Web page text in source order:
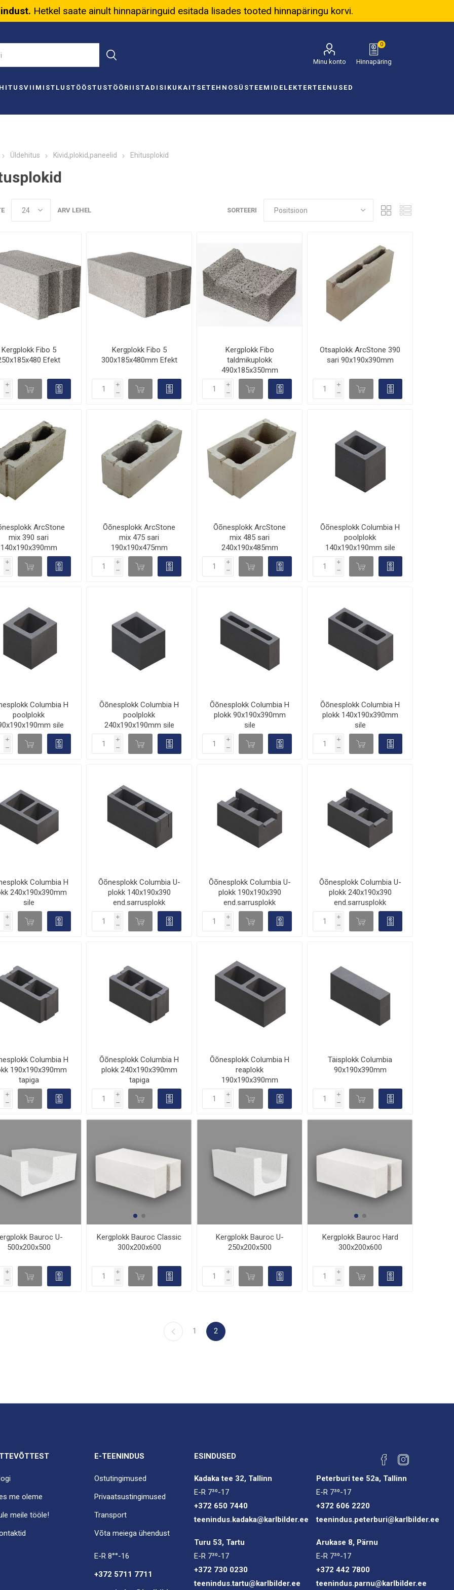
Hetkel saate ainult hinnapäringuid esitada lisades tooted hinnapäringu korvi.
Minu konto Hinnapäring
0
VIIMISTLUSTÖÖSTUSTÖÖRIISTAD ISIKUKAITSETEHNOSÜSTEEMID ELEKTERTEENUSED
Üldehitus Kivid,plokid,paneelid Ehitusplokid
SORTEERI
ARV LEHEL
Kergplokk Fibo 5
Efekt
i
h d 
Kergplokk Fibo 5
300x185x480mm Efekt
i
h d 
Kergplokk Fibo
taldmikuplokk
490x185x350mm
i
h d 
Otsaplokk ArcStone 390
sari 90x190x390mm
i
h d 
ArcStone
mix 390 sari
140x190x390mm
i
h d 
Õõnesplokk ArcStone
mix 475 sari
190x190x475mm
i
h d 
Õõnesplokk ArcStone
mix 485 sari
240x190x485mm
i
h d 
Õõnesplokk Columbia H
poolplokk
140x190x190mm sile
i
h d 
Columbia H
poolplokk
sile
i
h d 
Õõnesplokk Columbia H
poolplokk
240x190x190mm sile
i
h d 
Õõnesplokk Columbia H
plokk 90x190x390mm
sile
i
h d 
Õõnesplokk Columbia H
plokk 140x190x390mm
sile
i
h d 
Columbia H
240x190x390mm
sile
i
h d 
Õõnesplokk Columbia U-
plokk 140x190x390
end.sarrusplokk
i
h d 
Õõnesplokk Columbia U-
plokk 190x190x390
end.sarrusplokk
i
h d 
Õõnesplokk Columbia U-
plokk 240x190x390
end.sarrusplokk
i
h d 
Columbia H
190x190x390mm
tapiga
i
h d 
Õõnesplokk Columbia H
plokk 240x190x390mm
tapiga
i
h d 
Õõnesplokk Columbia H
reaplokk
190x190x390mm
i
h d 
Täisplokk Columbia
90x190x390mm
i
h d 
Bauroc U-
500x200x500
i
h d 
Kergplokk Bauroc Classic
300x200x600
i
h d 
Kergplokk Bauroc U-
250x200x500
i
h d 
Kergplokk Bauroc Hard
300x200x600
i
h d 
1 2
me oleme
meile tööle!
E-TEENINDUS
Ostutingimused
Privaatsustingimused
Transport
Võta meiega ühendust
E-R 8°°-16
+372 5711 7711
ESINDUSED
Kadaka tee 32, Tallinn
E-R 7³⁰-17
+372 650 7440
teenindus.kadaka@karlbilder.ee
Peterburi tee 52a, Tallinn
E-R 7³⁰-17
+372 606 2220
teenindus.peterburi@karlbilder.ee
Turu 53, Tartu
E-R 7³⁰-17
+372 730 0230
teenindus.tartu@karlbilder.ee
Arukase 8, Pärnu
E-R 7³⁰-17
+372 442 7800
teenindus.parnu@karlbilder.ee